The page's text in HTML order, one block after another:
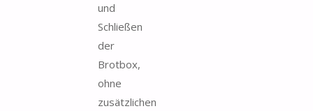
und
Schließen
der
Brotbox,
ohne
zusätzlichen